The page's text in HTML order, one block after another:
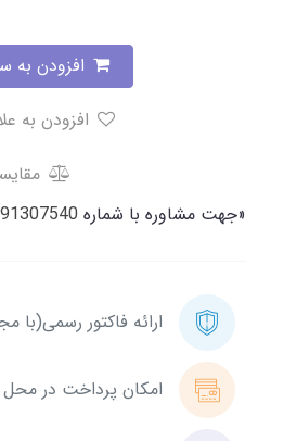
«جهت مشاوره با شماره
ارائه فاکتور رسمی(با
امکان پرداخت در محل